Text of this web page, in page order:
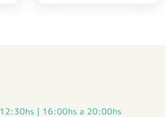
| 16:00hs a 20:00hs